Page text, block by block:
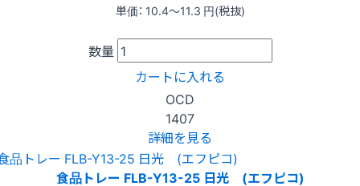
単価： 10.4〜11.3 円(税抜)
数量
カートに入れる
OCD
1407
詳細を見る
食品トレー FLB-Y13-25 日光 (エフピコ)